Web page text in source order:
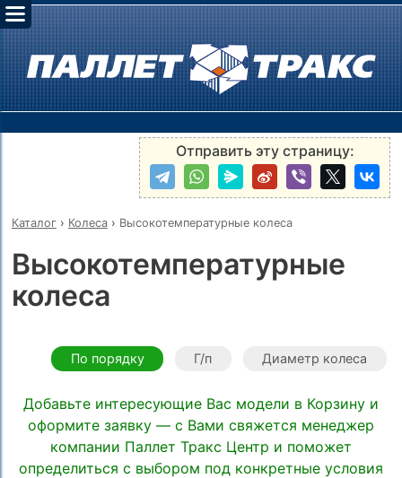
Отправить эту страницу:
Каталог› Колеса› Высокотемпературные колеса
Высокотемпературные
колеса
По порядку Г/п Диаметр колеса
Добавьте интересующие Вас модели в Корзину и
оформите заявку — с Вами свяжется менеджер
компании Паллет Тракс Центр и поможет
определиться с выбором под конкретные условия